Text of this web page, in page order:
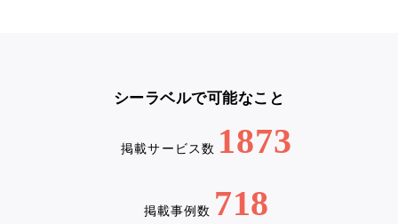
シーラベルで可能なこと
掲載サービス数 1873
掲載事例数 718